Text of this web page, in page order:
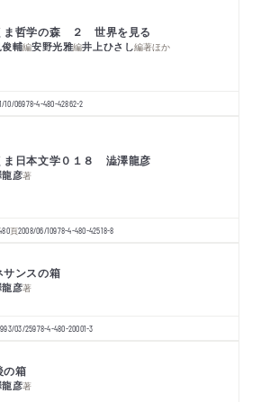
ま哲学の森 ２ 世界を見る
輔編安野光雅編井上ひさし編著ほか
10/06978-4-480-42862-2
ま日本文学０１８ 澁澤龍彦
彦著
頁2008/06/10978-4-480-42518-8
サンスの箱
彦著
03/25978-4-480-20001-3
の箱
彦著